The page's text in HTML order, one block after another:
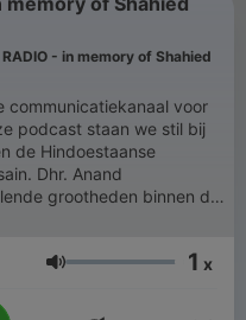
- in memory of Shahied
communicatiekanaal voor
podcast staan we stil bij
de Hindoestaanse
Dhr. Anand
grootheden binnen de
herinneringen aan
Volume 1 x